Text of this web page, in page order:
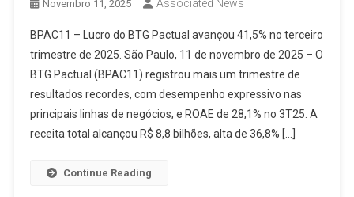
Novembro 11, 2025 Associated News
BPAC11 – Lucro do BTG Pactual avançou 41,5% no terceiro
trimestre de 2025. São Paulo, 11 de novembro de 2025 – O
BTG Pactual (BPAC11) registrou mais um trimestre de
resultados recordes, com desempenho expressivo nas
principais linhas de negócios, e ROAE de 28,1% no 3T25. A
receita total alcançou R$ 8,8 bilhões, alta de 36,8% […]
Continue Reading